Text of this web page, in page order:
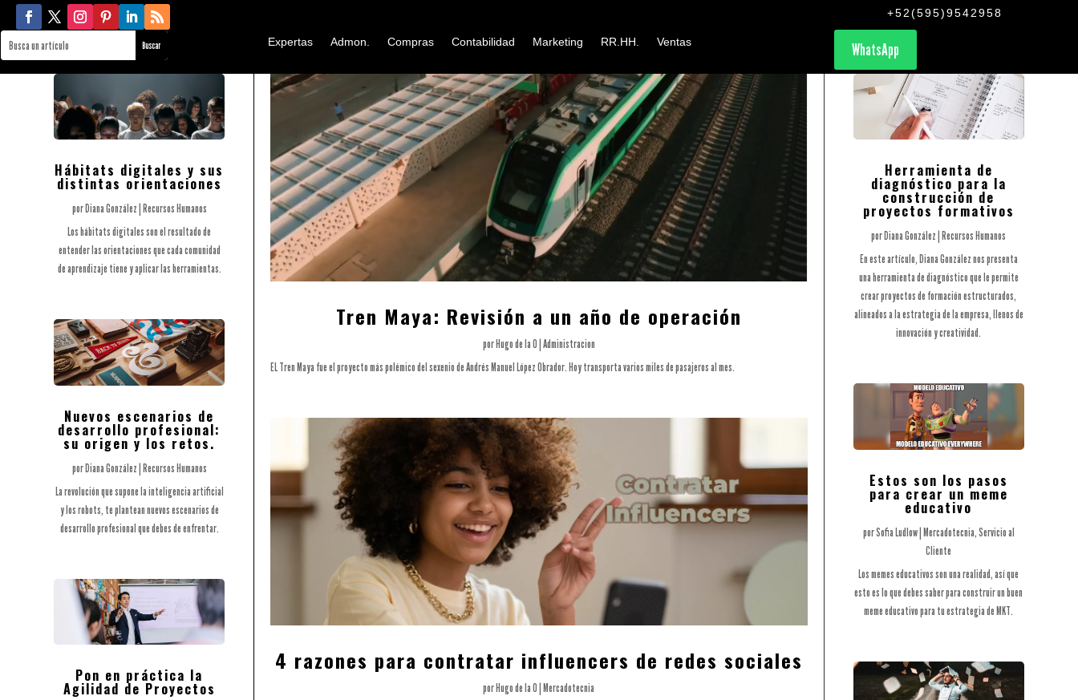
+52(595)9542958
Expertas Admon. Compras Contabilidad Marketing RR.HH. Ventas WhatsApp
Hábitats digitales y sus
distintas orientaciones
porDiana González |Recursos Humanos
Los hábitats digitales son el resultado de
entender las orientaciones que cada comunidad
de aprendizaje tiene y aplicar las herramientas.
Nuevos escenarios de
desarrollo profesional:
su origen y los retos.
porDiana González |Recursos Humanos
La revolución que supone la inteligencia artificial
y los robots, te plantean nuevos escenarios de
desarrollo profesional que debes de enfrentar.
Pon en práctica la
Agilidad de Proyectos
Tren Maya: Revisión a un año de operación
porHugo de la O |Administracion
EL Tren Maya fue el proyecto más polémico del sexenio de Andrés Manuel López Obrador. Hoy transporta varios miles de pasajeros al mes.
4 razones para contratar influencers de redes sociales
porHugo de la O |Mercadotecnia
Herramienta de
diagnóstico para la
construcción de
proyectos formativos
porDiana González |Recursos Humanos
En este artículo, Diana González nos presenta
una herramienta de diagnóstico que le permite
crear proyectos de formación estructurados,
alineados a la estrategia de la empresa, llenos de
innovación y creatividad.
Estos son los pasos
para crear un meme
educativo
porSofia Ludlow|Mercadotecnia,Servicio al
Cliente
Los memes educativos son una realidad, así que
esto es lo que debes saber para construir un buen
meme educativo para tu estrategia de MKT.